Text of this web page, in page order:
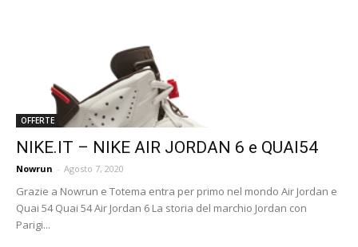
OFFERTE
NIKE.IT – NIKE AIR JORDAN 6 e QUAI54
Nowrun - Agosto 7, 2020
Grazie a Nowrun e Totema entra per primo nel mondo Air Jordan e
Quai 54 Quai 54 Air Jordan 6 La storia del marchio Jordan con
Parigi...